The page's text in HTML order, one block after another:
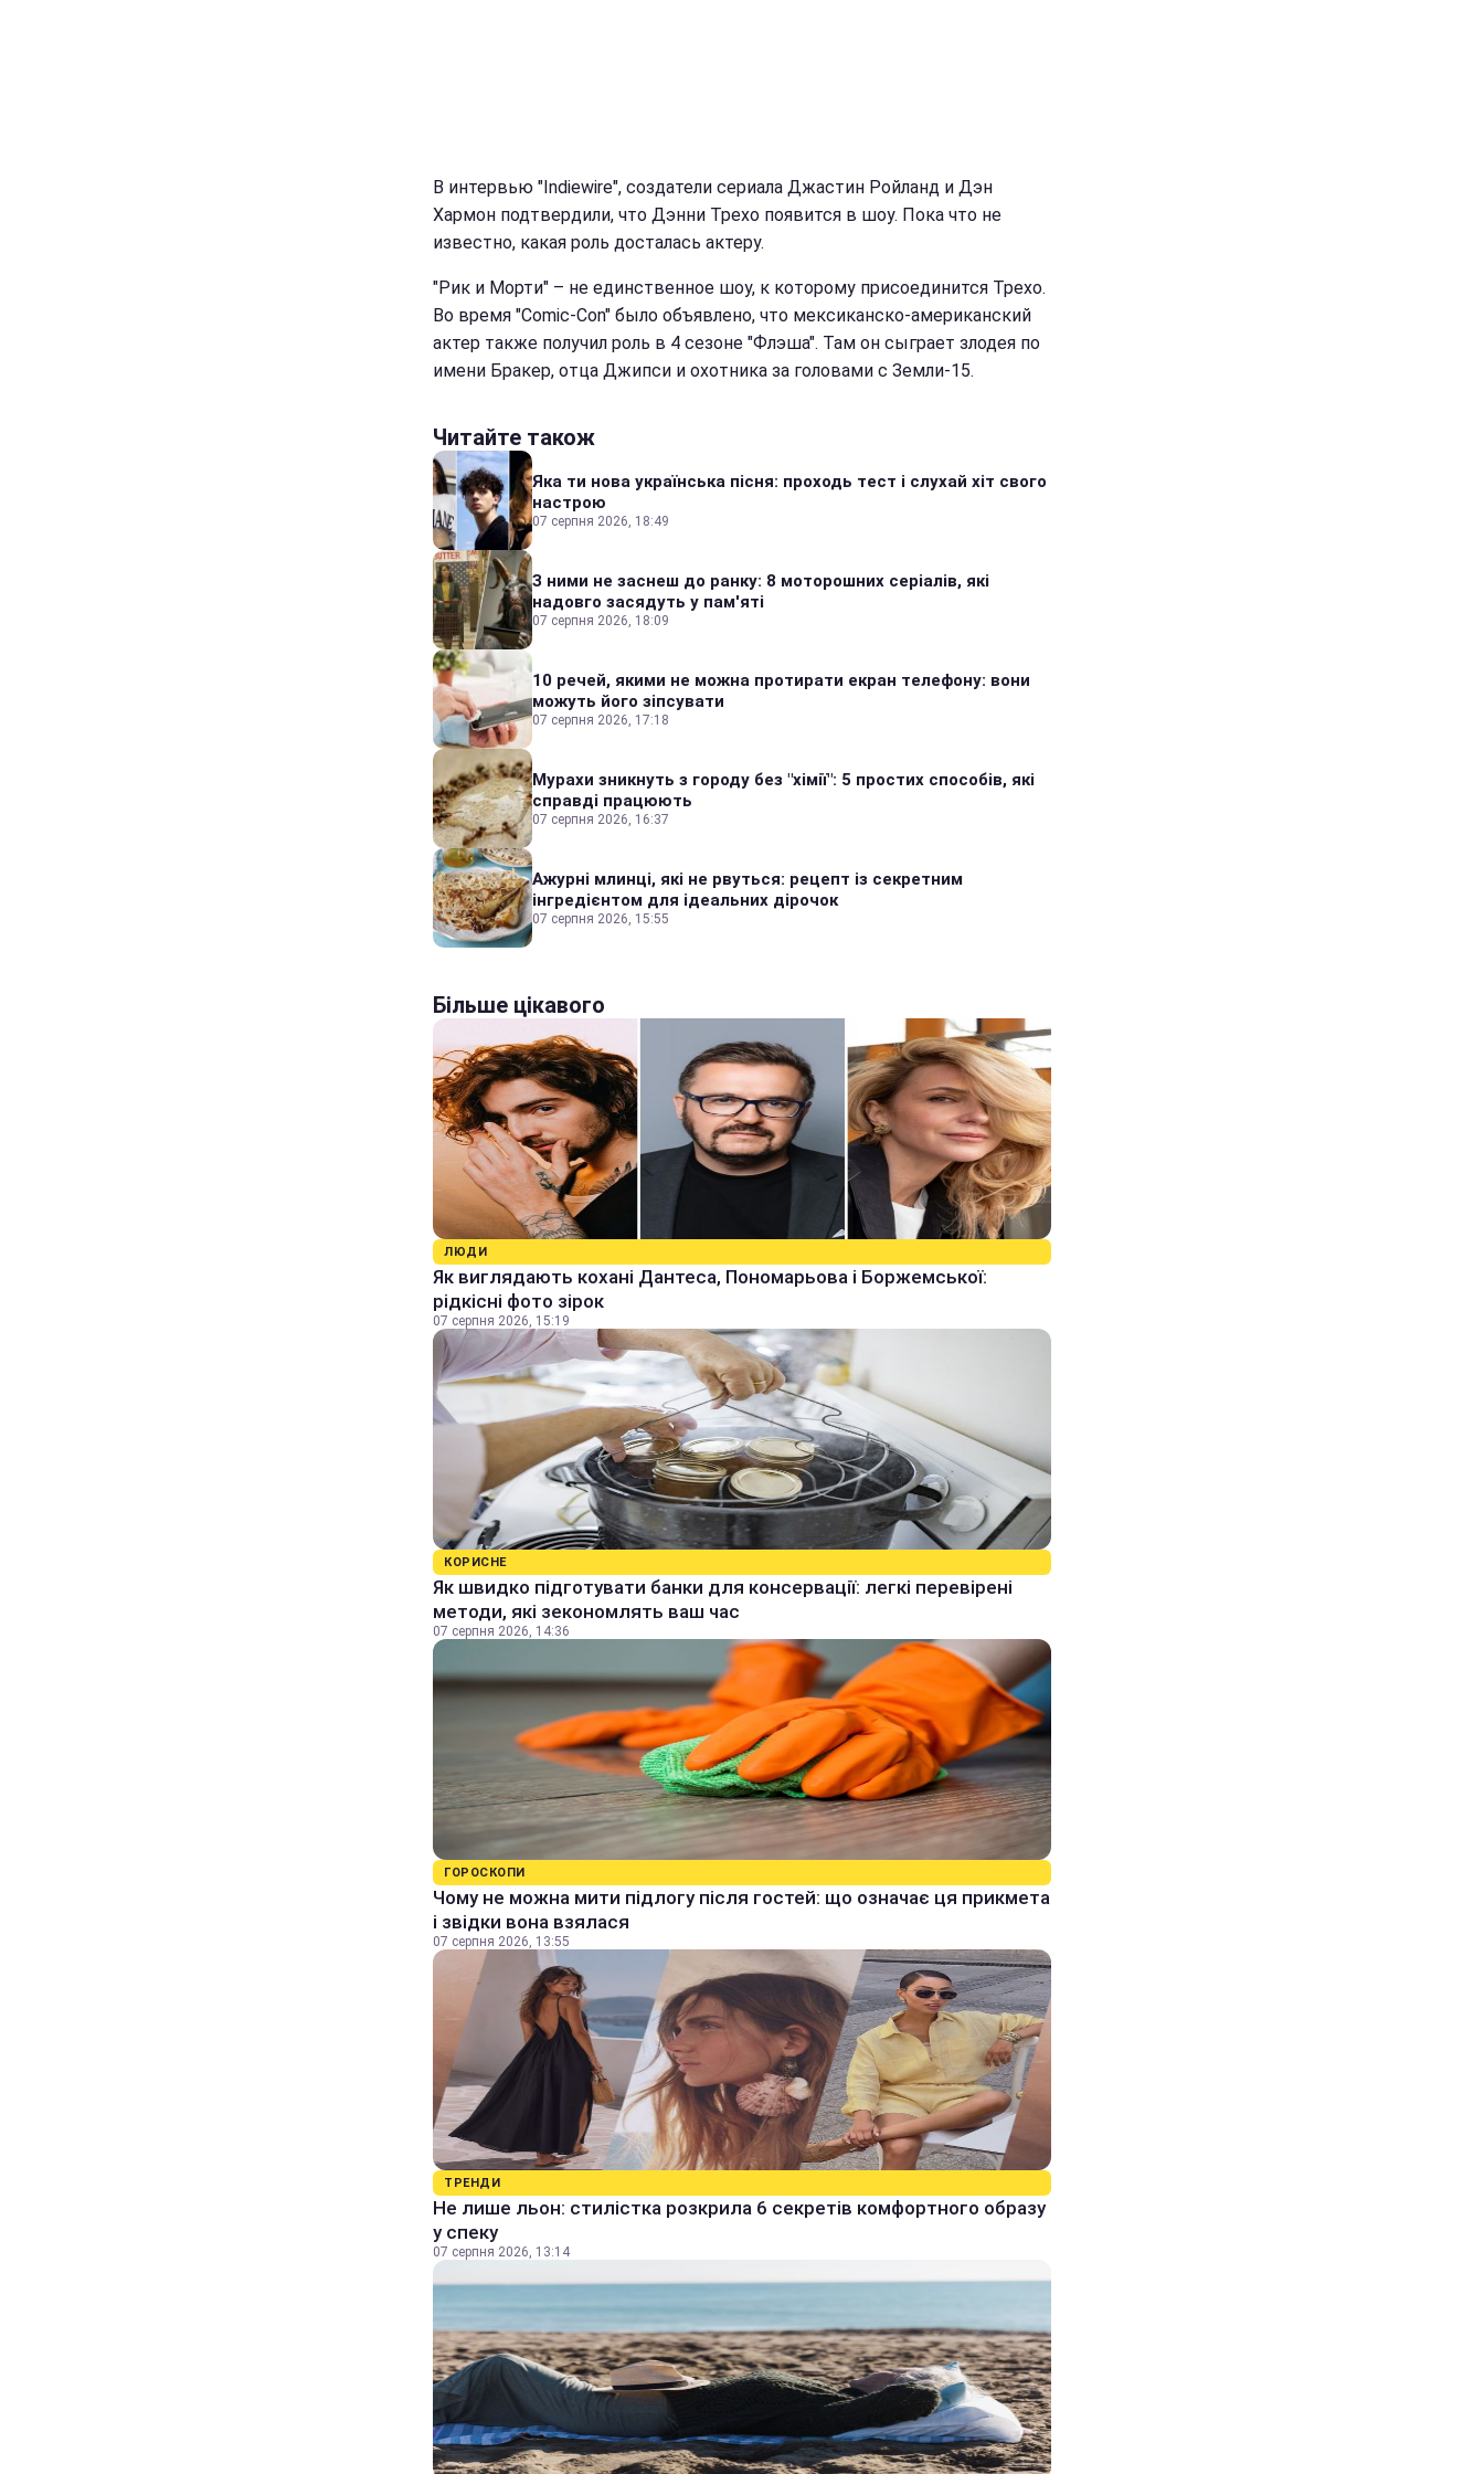
В интервью "Indiewire", создатели сериала Джастин Ройланд и Дэн
Хармон подтвердили, что Дэнни Трехо появится в шоу. Пока что не
известно, какая роль досталась актеру.
"Рик и Морти" – не единственное шоу, к которому присоединится Трехо.
Во время "Comic-Con" было объявлено, что мексиканско-американский
актер также получил роль в 4 сезоне "Флэша". Там он сыграет злодея по
имени Бракер, отца Джипси и охотника за головами с Земли-15.
Читайте також
Яка ти нова українська пісня: проходь тест і слухай хіт свого
настрою
07 серпня 2026, 18:49
З ними не заснеш до ранку: 8 моторошних серіалів, які
надовго засядуть у пам'яті
07 серпня 2026, 18:09
10 речей, якими не можна протирати екран телефону: вони
можуть його зіпсувати
07 серпня 2026, 17:18
Мурахи зникнуть з городу без "хімії": 5 простих способів, які
справді працюють
07 серпня 2026, 16:37
Ажурні млинці, які не рвуться: рецепт із секретним
інгредієнтом для ідеальних дірочок
07 серпня 2026, 15:55
Більше цікавого
ЛЮДИ
Як виглядають кохані Дантеса, Пономарьова і Боржемської:
рідкісні фото зірок
07 серпня 2026, 15:19
КОРИСНЕ
Як швидко підготувати банки для консервації: легкі перевірені
методи, які зекономлять ваш час
07 серпня 2026, 14:36
ГОРОСКОПИ
Чому не можна мити підлогу після гостей: що означає ця прикмета
і звідки вона взялася
07 серпня 2026, 13:55
ТРЕНДИ
Не лише льон: стилістка розкрила 6 секретів комфортного образу
у спеку
07 серпня 2026, 13:14